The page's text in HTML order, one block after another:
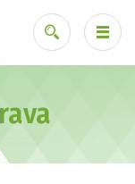
Ai uitat parola?